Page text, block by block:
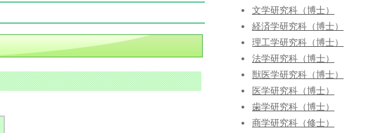
文学研究科（博士）
経済学研究科（博士）
理工学研究科（博士）
法学研究科（博士）
獣医学研究科（博士）
医学研究科（博士）
歯学研究科（博士）
商学研究科（修士）